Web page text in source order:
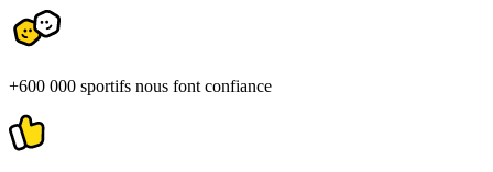
+600 000 sportifs nous font confiance